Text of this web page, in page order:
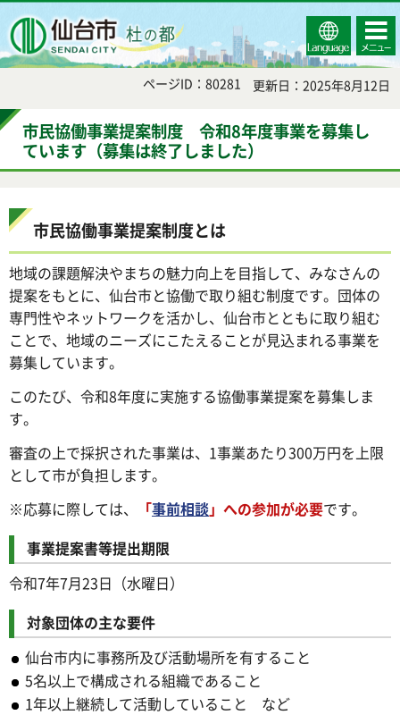
Select
Language
コンテ
ンツメ
ニュー
ページID：80281 更新日：2025年8月12日
市民協働事業提案制度 令和8年度事業を募集し
ています（募集は終了しました）
市民協働事業提案制度とは
地域の課題解決やまちの魅力向上を目指して、みなさんの
提案をもとに、仙台市と協働で取り組む制度です。団体の
専門性やネットワークを活かし、仙台市とともに取り組む
ことで、地域のニーズにこたえることが見込まれる事業を
募集しています。
このたび、令和8年度に実施する協働事業提案を募集しま
す。
審査の上で採択された事業は、1事業あたり300万円を上限
として市が負担します。
※応募に際しては、
「事前相談」への参加が必要です。
事業提案書等提出期限
令和7年7月23日（水曜日）
対象団体の主な要件
仙台市内に事務所及び活動場所を有すること
5名以上で構成される組織であること
1年以上継続して活動していること など